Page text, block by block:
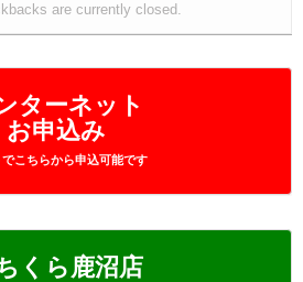
ターネット
お申込み
こちらから申込可能です
くら鹿沼店
are currently closed.